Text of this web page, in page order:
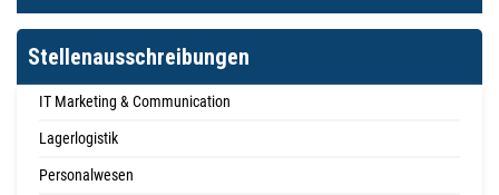
Stellenausschreibungen
IT Marketing & Communication
Lagerlogistik
Personalwesen